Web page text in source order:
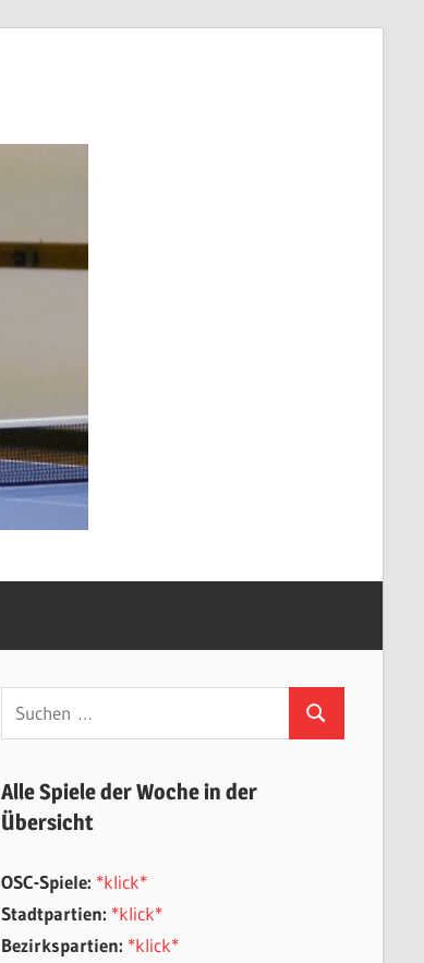
Suchen
nach:
Suchen
Alle Spiele der Woche in der
Übersicht
OSC-Spiele: *klick*
Stadtpartien: *klick*
Bezirkspartien: *klick*